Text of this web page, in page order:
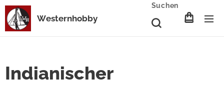
Westernhobby
Suchen
Indianischer